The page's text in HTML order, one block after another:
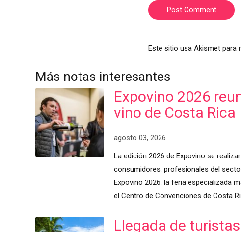
Post Comment
Este sitio usa Akismet para
Más notas interesantes
Expovino 2026
vino de Costa Rica
agosto 03, 2026
La edición 2026 de Expovino se
consumidores, profesionales del
Expovino 2026, la feria especializada
el Centro de Convenciones de Costa
Llegada de